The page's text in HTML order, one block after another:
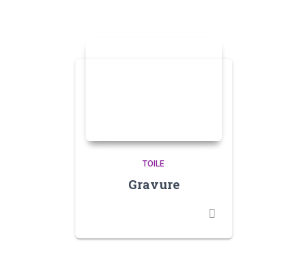
TOILE
Gravure